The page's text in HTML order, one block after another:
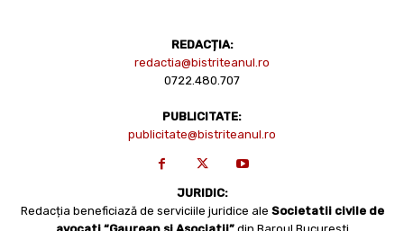
REDACȚIA:
redactia@bistriteanul.ro
0722.480.707
PUBLICITATE:
publicitate@bistriteanul.ro
JURIDIC:
Redacția beneficiază de serviciile juridice ale Societatii civile de